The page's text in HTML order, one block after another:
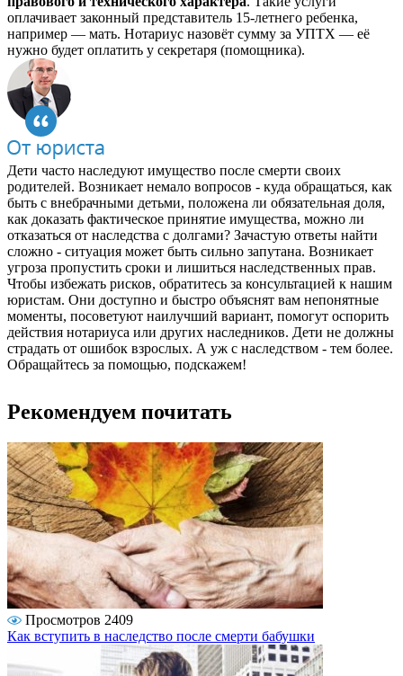
оплачивает законный представитель 15-летнего ребенка,
например — мать. Нотариус назовёт сумму за УПТХ — её
нужно будет оплатить у секретаря (помощника).
Дети часто наследуют имущество после смерти своих
родителей. Возникает немало вопросов - куда обращаться, как
быть с внебрачными детьми, положена ли обязательная доля,
как доказать фактическое принятие имущества, можно ли
отказаться от наследства с долгами? Зачастую ответы найти
сложно - ситуация может быть сильно запутана. Возникает
угроза пропустить сроки и лишиться наследственных прав.
Чтобы избежать рисков, обратитесь за консультацией к нашим
юристам. Они доступно и быстро объяснят вам непонятные
моменты, посоветуют наилучший вариант, помогут оспорить
действия нотариуса или других наследников. Дети не должны
страдать от ошибок взрослых. А уж с наследством - тем более.
Обращайтесь за помощью, подскажем!
Рекомендуем почитать
Просмотров 2409
Как вступить в наследство после смерти бабушки